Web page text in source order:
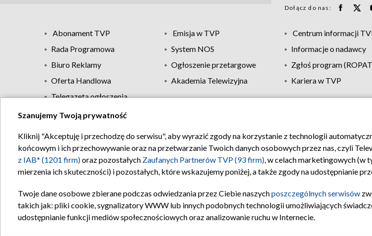
Dołącz do nas:
Abonament TVP Emisja w TVP Centrum informacji
Rada Programowa
System NOS Informacje o nadawcy
Biuro Reklamy
Ogłoszenie przetargowe Zgłoś program
Oferta Handlowa
Akademia Telewizyjna Kariera w TVP
Telegazeta ogłoszenia
Regulamin TVP Polityka prywatności Moje zgody
Szanujemy Twoją prywatność
Kliknij "Akceptuję i przechodzę do serwisu", aby wyrazić zgody na korzystanie z technologii
końcowym i ich przechowywanie oraz na przetwarzanie Twoich danych osobowych przez nas, czyli
z IAB* (1201 firm)oraz pozostałych Zaufanych Partnerów TVP (93 firm), w celach marketingowych (w
mierzenia ich skuteczności) i pozostałych, które wskazujemy poniżej, a także zgody na udostępnianie
Twoje dane osobowe zbierane podczas odwiedzania przez Ciebie naszychposzczególnych serwisów
takich jak: pliki cookie, sygnalizatory WWW lub innych podobnych technologii umożliwiających
udostępnianie funkcji mediów społecznościowych oraz analizowanie ruchu w Internecie.